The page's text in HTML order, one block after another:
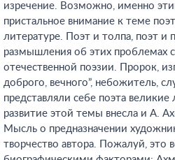
изречение. Возможно, именно
пристальное внимание к теме
литературе. Поэт и толпа, поэт и
размышления об этих проблемах
отечественной поэзии. Пророк,
доброго, вечного”, небожитель,
представляли себе поэта
развитие этой темы внесла и А.
Мысль о предназначении
творчество автора. Пожалуй, это